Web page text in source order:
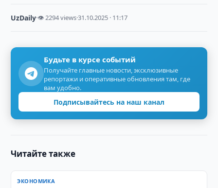
UzDaily·👁 2294 views·31.10.2025 · 11:17
Будьте в курсе событий
Получайте главные новости, эксклюзивные
репортажи и оперативные обновления там, где
вам удобно.
Подписывайтесь на наш канал
Читайте также
ЭКОНОМИКА